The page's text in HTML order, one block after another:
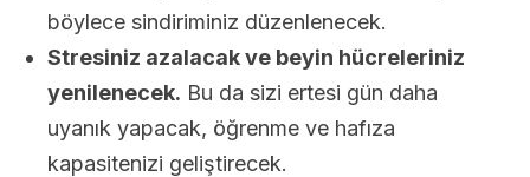
böylece sindiriminiz düzenlenecek.
Stresiniz azalacak ve beyin hücreleriniz
yenilenecek. Bu da sizi ertesi gün daha
uyanık yapacak, öğrenme ve hafıza
kapasitenizi geliştirecek.